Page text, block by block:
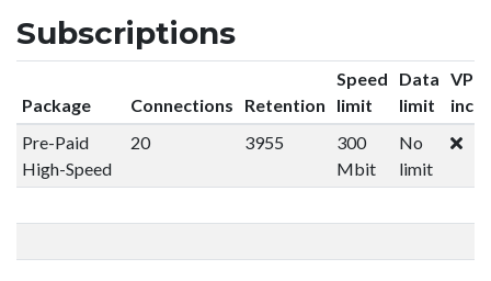
Subscriptions
Package Connections Retention
Speed
limit
Data
limit
VPN
Pre-Paid
High-Speed
20 3955
300
Mbit
No
limit